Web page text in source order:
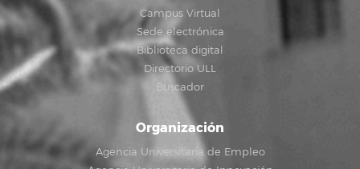
Campus Virtual
Sede electrónica
Biblioteca digital
Directorio ULL
Buscador
Organización
Agencia Universitaria de Empleo